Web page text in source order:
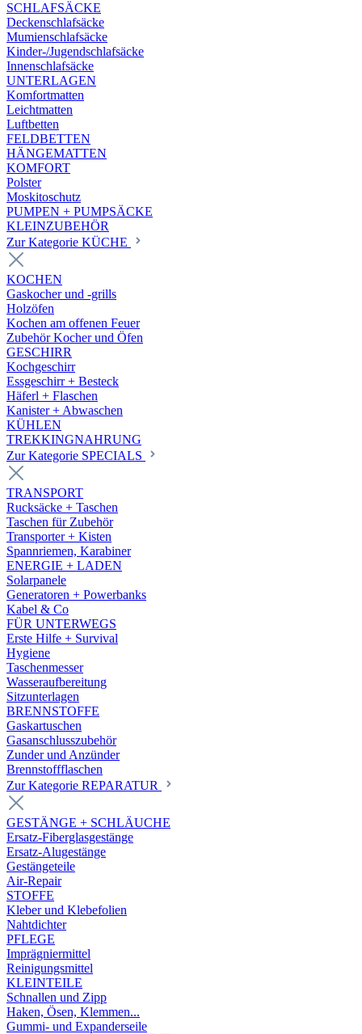
SCHLAFSÄCKE
Deckenschlafsäcke
Mumienschlafsäcke
Kinder-/Jugendschlafsäcke
Innenschlafsäcke
UNTERLAGEN
Komfortmatten
Leichtmatten
Luftbetten
FELDBETTEN
HÄNGEMATTEN
KOMFORT
Polster
Moskitoschutz
PUMPEN + PUMPSÄCKE
KLEINZUBEHÖR
Zur Kategorie KÜCHE
KOCHEN
Gaskocher und -grills
Holzöfen
Kochen am offenen Feuer
Zubehör Kocher und Öfen
GESCHIRR
Kochgeschirr
Essgeschirr + Besteck
Häferl + Flaschen
Kanister + Abwaschen
KÜHLEN
TREKKINGNAHRUNG
Zur Kategorie SPECIALS
TRANSPORT
Rucksäcke + Taschen
Taschen für Zubehör
Transporter + Kisten
Spannriemen, Karabiner
ENERGIE + LADEN
Solarpanele
Generatoren + Powerbanks
Kabel & Co
FÜR UNTERWEGS
Erste Hilfe + Survival
Hygiene
Taschenmesser
Wasseraufbereitung
Sitzunterlagen
BRENNSTOFFE
Gaskartuschen
Gasanschlusszubehör
Zunder und Anzünder
Brennstoffflaschen
Zur Kategorie REPARATUR
GESTÄNGE + SCHLÄUCHE
Ersatz-Fiberglasgestänge
Ersatz-Alugestänge
Gestängeteile
Air-Repair
STOFFE
Kleber und Klebefolien
Nahtdichter
PFLEGE
Imprägniermittel
Reinigungsmittel
KLEINTEILE
Schnallen und Zipp
Haken, Ösen, Klemmen...
Gummi- und Expanderseile